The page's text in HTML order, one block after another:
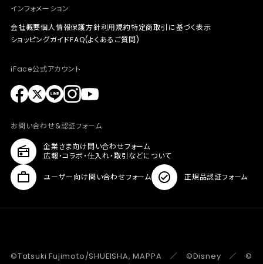
インフォメーション
会社概要個人情報保護方針利用規約特定商取引に基づく表示
ショッピングガイドFAQ(よくあるご質問)
iFace公式アカウント
お問い合わせ&認証フォーム
企業さま向け問い合わせフォーム
広報・コラボ・仕入れ・取引などについて
ユーザー向け問い合わせフォーム 正規品認証フォーム
©Tatsuki Fujimoto/SHUEISHA, MAPPA ／ ©Disney ／ ©